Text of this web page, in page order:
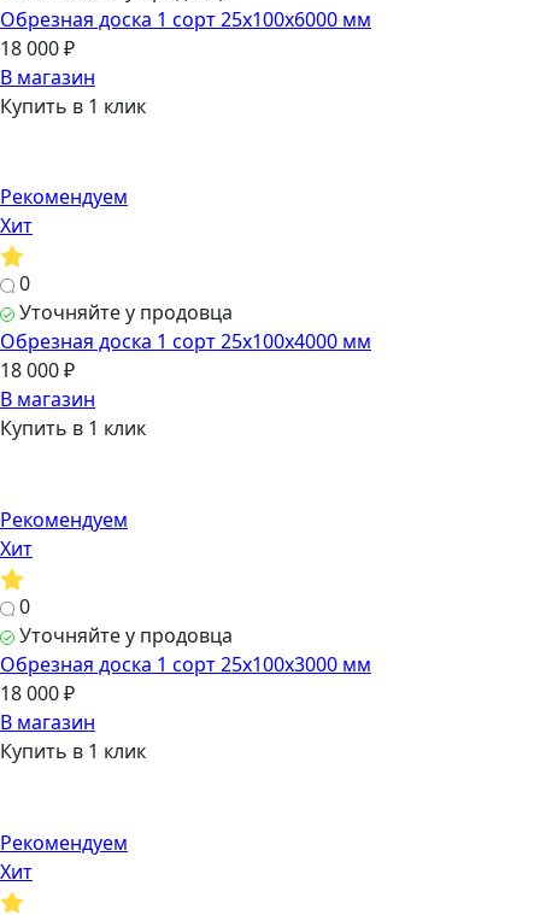
Обрезная доска 1 сорт 25х100х6000 мм
18 000 ₽
В магазин
Купить в 1 клик
Рекомендуем
Хит
0
Уточняйте у продовца
Обрезная доска 1 сорт 25х100х4000 мм
18 000 ₽
В магазин
Купить в 1 клик
Рекомендуем
Хит
0
Уточняйте у продовца
Обрезная доска 1 сорт 25х100х3000 мм
18 000 ₽
В магазин
Купить в 1 клик
Рекомендуем
Хит